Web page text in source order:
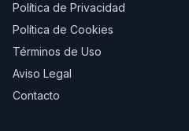
Política de Privacidad
Política de Cookies
Términos de Uso
Aviso Legal
Contacto